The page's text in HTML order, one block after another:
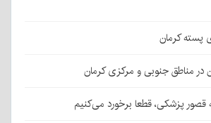
پسته کرمان
در مناطق جنوبی و مرکزی کرمان
قصور پزشکی، قطعا برخورد می‌کنیم